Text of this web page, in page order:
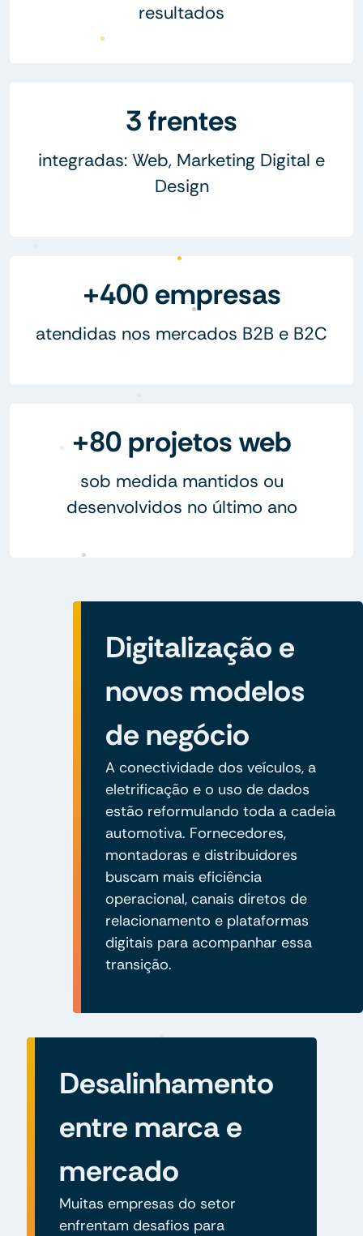
resultados
3 frentes
integradas: Web, Marketing Digital e
Design
+400 empresas
atendidas nos mercados B2B e B2C
+80 projetos web
sob medida mantidos ou
desenvolvidos no último ano
Digitalização e
novos modelos
de negócio
A conectividade dos veículos, a
eletrificação e o uso de dados
estão reformulando toda a cadeia
automotiva. Fornecedores,
montadoras e distribuidores
buscam mais eficiência
operacional, canais diretos de
relacionamento e plataformas
digitais para acompanhar essa
transição.
Desalinhamento
entre marca e
mercado
Muitas empresas do setor
enfrentam desafios para